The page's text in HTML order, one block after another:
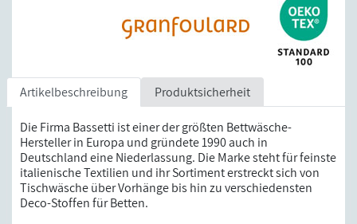
Artikelbeschreibung Produktsicherheit
Die Firma Bassetti ist einer der größten Bettwäsche-
Hersteller in Europa und gründete 1990 auch in
Deutschland eine Niederlassung. Die Marke steht für feinste
italienische Textilien und ihr Sortiment erstreckt sich von
Tischwäsche über Vorhänge bis hin zu verschiedensten
Deco-Stoffen für Betten.